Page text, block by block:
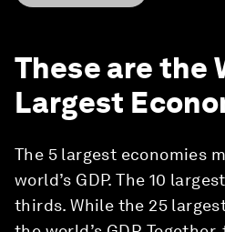
These are the
Largest
The 5 largest economies
world’s GDP. The 10
thirds. While the 25